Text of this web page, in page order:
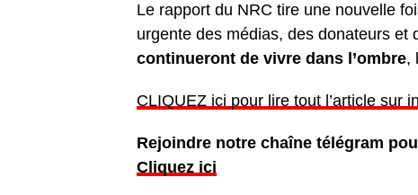
Le rapport du NRC tire une nouvelle
urgente des médias, des donateurs et
continueront de vivre dans l’ombre,
CLIQUEZ ici pour lire tout l’article sur
Rejoindre notre chaîne télégram
Cliquez ici